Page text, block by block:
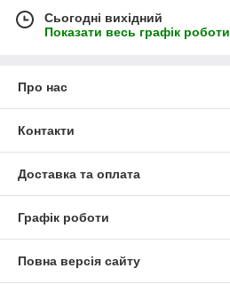
Сьогодні вихідний
Показати весь графік роботи
Про нас
Контакти
Доставка та оплата
Графік роботи
Повна версія сайту